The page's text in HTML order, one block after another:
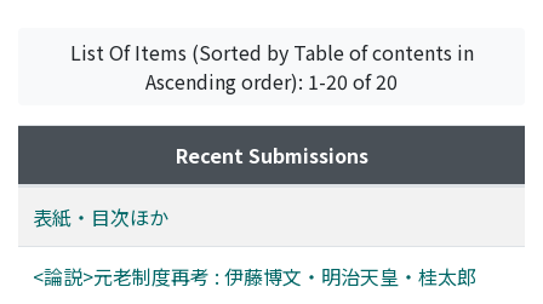
List Of Items (Sorted by Table of contents in
Ascending order): 1-20 of 20
Recent Submissions
表紙・目次ほか
<論説>元老制度再考 : 伊藤博文・明治天皇・桂太郎